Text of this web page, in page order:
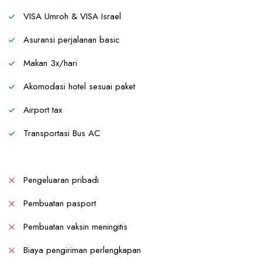
VISA Umroh & VISA Israel
Asuransi perjalanan basic
Makan 3x/hari
Akomodasi hotel sesuai paket
Airport tax
Transportasi Bus AC
Pengeluaran pribadi
Pembuatan pasport
Pembuatan vaksin meningitis
Biaya pengiriman perlengkapan